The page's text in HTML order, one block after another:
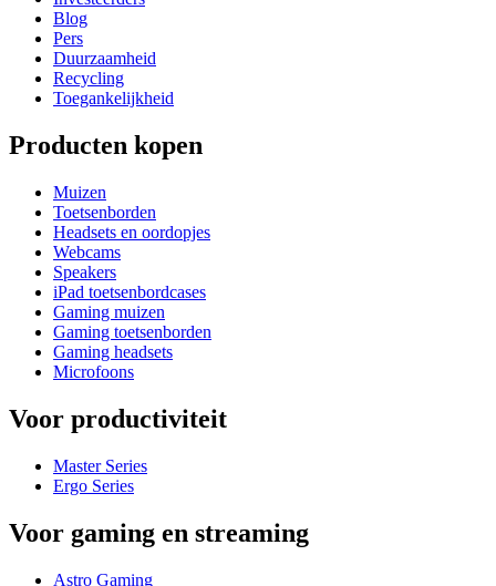
Blog
Pers
Duurzaamheid
Recycling
Toegankelijkheid
Producten kopen
Muizen
Toetsenborden
Headsets en oordopjes
Webcams
Speakers
iPad toetsenbordcases
Gaming muizen
Gaming toetsenborden
Gaming headsets
Microfoons
Voor productiviteit
Master Series
Ergo Series
Voor gaming en streaming
Astro Gaming